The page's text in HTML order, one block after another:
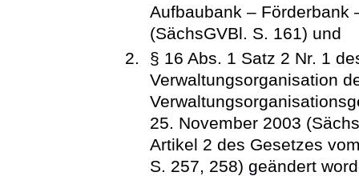
Aufbaubank – Förderbank
(SächsGVBl. S. 161) und
§ 16 Abs. 1 Satz 2 Nr. 1
Verwaltungsorganisation
25. November 2003
Artikel 2 des Gesetzes
S. 257, 258) geändert